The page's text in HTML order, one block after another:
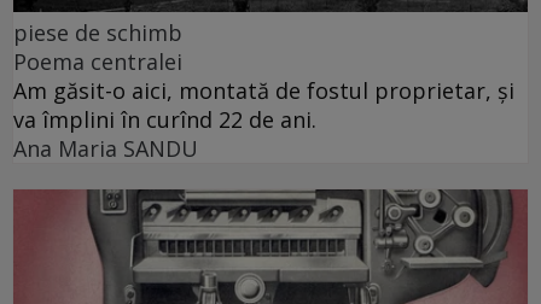
piese de schimb
Poema centralei
Am găsit-o aici, montată de fostul proprietar, și
va împlini în curînd 22 de ani.
Ana Maria SANDU